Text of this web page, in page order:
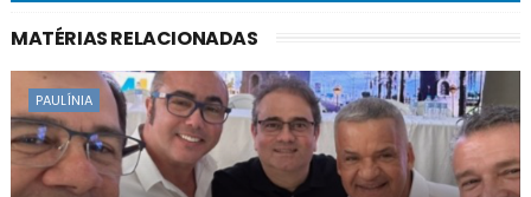
MATÉRIAS RELACIONADAS
PAULÍNIA